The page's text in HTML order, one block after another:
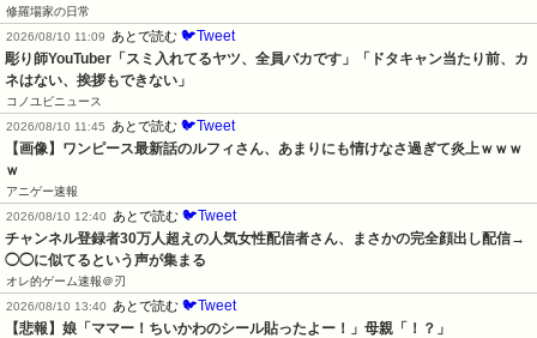
修羅場家の日常
2026/08/10 11:09
あとで読む 🐦Tweet
彫り師YouTuber「スミ入れてるヤツ、全員バカです」「ドタキャン当たり前、カ
ネはない、挨拶もできない」
コノユビニュース
2026/08/10 11:45
あとで読む 🐦Tweet
【画像】ワンピース最新話のルフィさん、あまりにも情けなさ過ぎて炎上ｗｗｗ
ｗ
アニゲー速報
2026/08/10 12:40
あとで読む 🐦Tweet
チャンネル登録者30万人超えの人気女性配信者さん、まさかの完全顔出し配信→
◯◯に似てるという声が集まる
オレ的ゲーム速報＠刃
2026/08/10 13:40
あとで読む 🐦Tweet
【悲報】娘「ママー！ちいかわのシール貼ったよー！」母親「！？」